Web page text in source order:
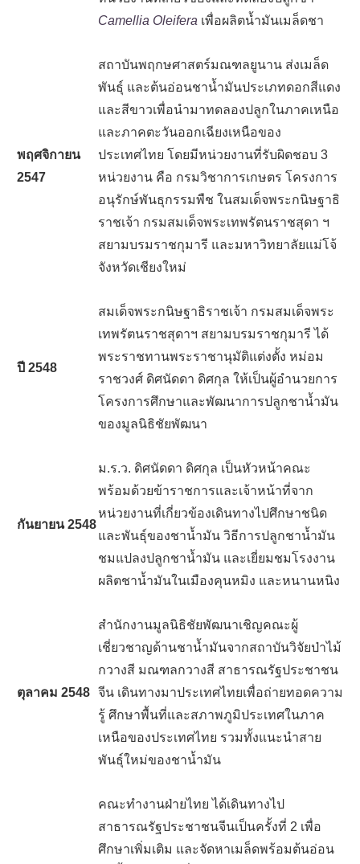
Camellia Oleifera เพื่อผลิตน้ำมันเมล็ดชา
พฤศจิกายน
2547
สถาบันพฤกษศาสตร์มณฑลยูนาน ส่งเมล็ด
พันธุ์ และต้นอ่อนชาน้ำมันประเภทดอกสีแดง
และสีขาวเพื่อนำมาทดลองปลูกในภาคเหนือ
และภาคตะวันออกเฉียงเหนือของ
ประเทศไทย โดยมีหน่วยงานที่รับผิดชอบ 3
หน่วยงาน คือ กรมวิชาการเกษตร โครงการ
อนุรักษ์พันธุกรรมพืช ในสมเด็จพระกนิษฐาธิ
ราชเจ้า กรมสมเด็จพระเทพรัตนราชสุดา ฯ
สยามบรมราชกุมารี และมหาวิทยาลัยแม่โจ้
จังหวัดเชียงใหม่
ปี 2548
สมเด็จพระกนิษฐาธิราชเจ้า กรมสมเด็จพระ
เทพรัตนราชสุดาฯ สยามบรมราชกุมารี ได้
พระราชทานพระราชานุมัติแต่งตั้ง หม่อม
ราชวงศ์ ดิศนัดดา ดิศกุล ให้เป็นผู้อำนวยการ
โครงการศึกษาและพัฒนาการปลูกชาน้ำมัน
ของมูลนิธิชัยพัฒนา
กันยายน2548
ม.ร.ว. ดิศนัดดา ดิศกุล เป็นหัวหน้าคณะ
พร้อมด้วยข้าราชการและเจ้าหน้าที่จาก
หน่วยงานที่เกี่ยวข้องเดินทางไปศึกษาชนิด
และพันธุ์ของชาน้ำมัน วิธีการปลูกชาน้ำมัน
ชมแปลงปลูกชาน้ำมัน และเยี่ยมชมโรงงาน
ผลิตชาน้ำมันในเมืองคุนหมิง และหนานหนิง
ตุลาคม 2548
สำนักงานมูลนิธิชัยพัฒนาเชิญคณะผู้
เชี่ยวชาญด้านชาน้ำมันจากสถาบันวิจัยป่าไม้
กวางสี มณฑลกวางสี สาธารณรัฐประชาชน
จีน เดินทางมาประเทศไทยเพื่อถ่ายทอดความ
รู้ ศึกษาพื้นที่และสภาพภูมิประเทศในภาค
เหนือของประเทศไทย รวมทั้งแนะนำสาย
พันธุ์ใหม่ของชาน้ำมัน
คณะทำงานฝ่ายไทย ได้เดินทางไป
สาธารณรัฐประชาชนจีนเป็นครั้งที่ 2 เพื่อ
ศึกษาเพิ่มเติม และจัดหาเมล็ดพร้อมต้นอ่อน